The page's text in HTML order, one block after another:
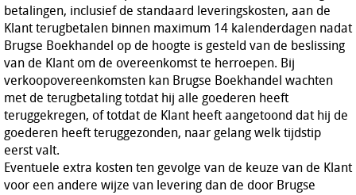
betalingen, inclusief de standaard leveringskosten, aan de
Klant terugbetalen binnen maximum 14 kalenderdagen nadat
Brugse Boekhandel op de hoogte is gesteld van de beslissing
van de Klant om de overeenkomst te herroepen. Bij
verkoopovereenkomsten kan Brugse Boekhandel wachten
met de terugbetaling totdat hij alle goederen heeft
teruggekregen, of totdat de Klant heeft aangetoond dat hij de
goederen heeft teruggezonden, naar gelang welk tijdstip
eerst valt.
Eventuele extra kosten ten gevolge van de keuze van de Klant
voor een andere wijze van levering dan de door Brugse